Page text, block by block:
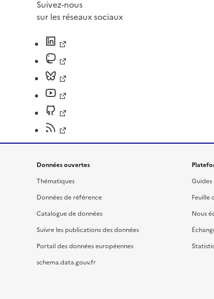
Suivez-nous
sur les réseaux sociaux
Données ouvertes
Thématiques
Données de référence
Catalogue de données
Suivre les publications des données
Portail des données européennes
schema.data.gouv.fr
Guides
Feuille
Nous